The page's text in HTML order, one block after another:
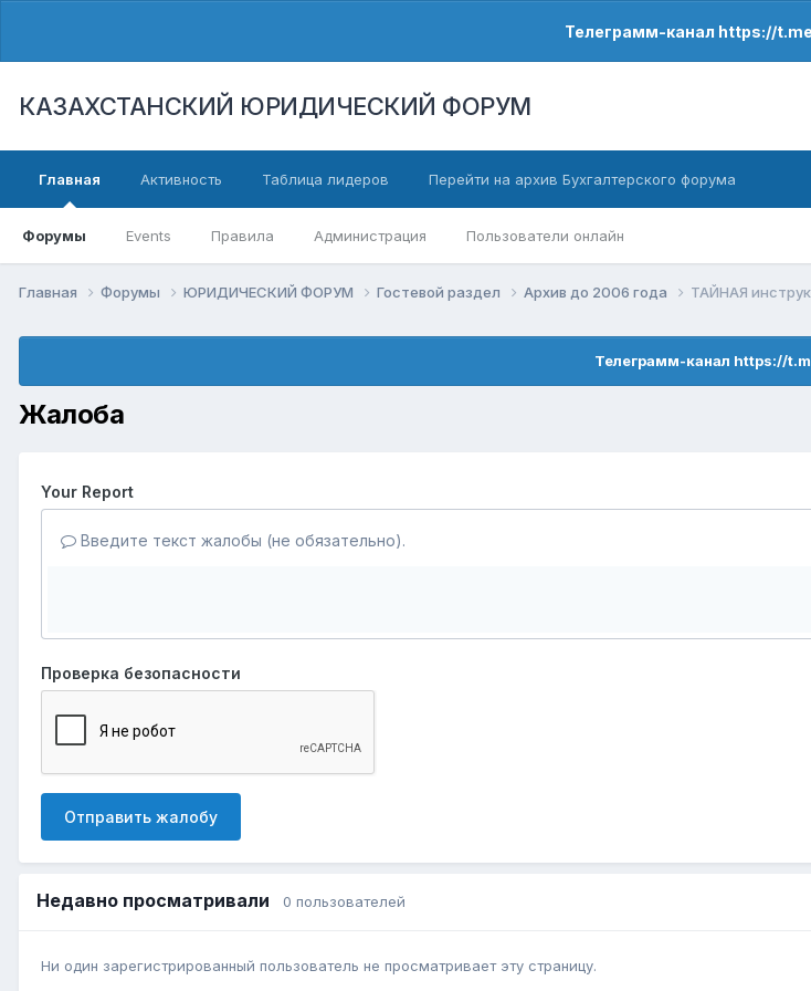
Телеграмм-канал https://
КАЗАХСТАНСКИЙ ЮРИДИЧЕСКИЙ ФОРУМ
Главная
Форумы Events Правила Администрация Пользователи онлайн
Активность Таблица лидеров Перейти на архив Бухгалтерского форума
Главная Форумы ЮРИДИЧЕСКИЙ ФОРУМ Гостевой раздел Архив до 2006 года ТАЙНАЯ
Телеграмм-канал https://
Жалоба
Your Report
Введите текст жалобы (не обязательно).
Проверка безопасности
Отправить жалобу
Недавно просматривали 0 пользователей
Ни один зарегистрированный пользователь не просматривает эту страницу.